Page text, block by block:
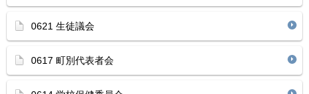
0621 生徒議会
0617 町別代表者会